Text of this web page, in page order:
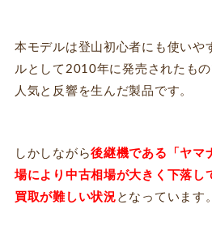
本モデルは登山初心者にも使いや
ルとして2010年に発売されたも
人気と反響を生んだ製品です。
しかしながら後継機である「ヤ
場により中古相場が大きく下落し
買取が難しい状況 となっています。